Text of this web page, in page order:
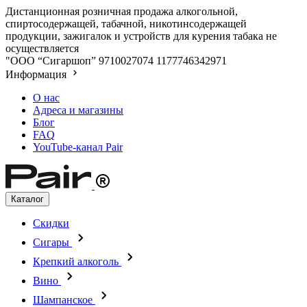
Дистанционная розничная продажа алкогольной,
спиртосодержащей, табачной, никотинсодержащей
продукции, зажигалок и устройств для курения табака не
осуществляется
"ООО “Сигаршоп” 9710027074 1177746342971
Информация
О нас
Адреса и магазины
Блог
FAQ
YouTube-канал Pair
Каталог
Скидки
Сигары
Крепкий алкоголь
Вино
Шампанское